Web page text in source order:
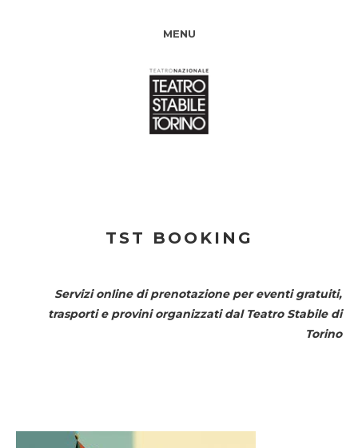
MENU
TST BOOKING
Servizi online di prenotazione per eventi gratuiti,
trasporti e provini organizzati dal Teatro Stabile di
Torino